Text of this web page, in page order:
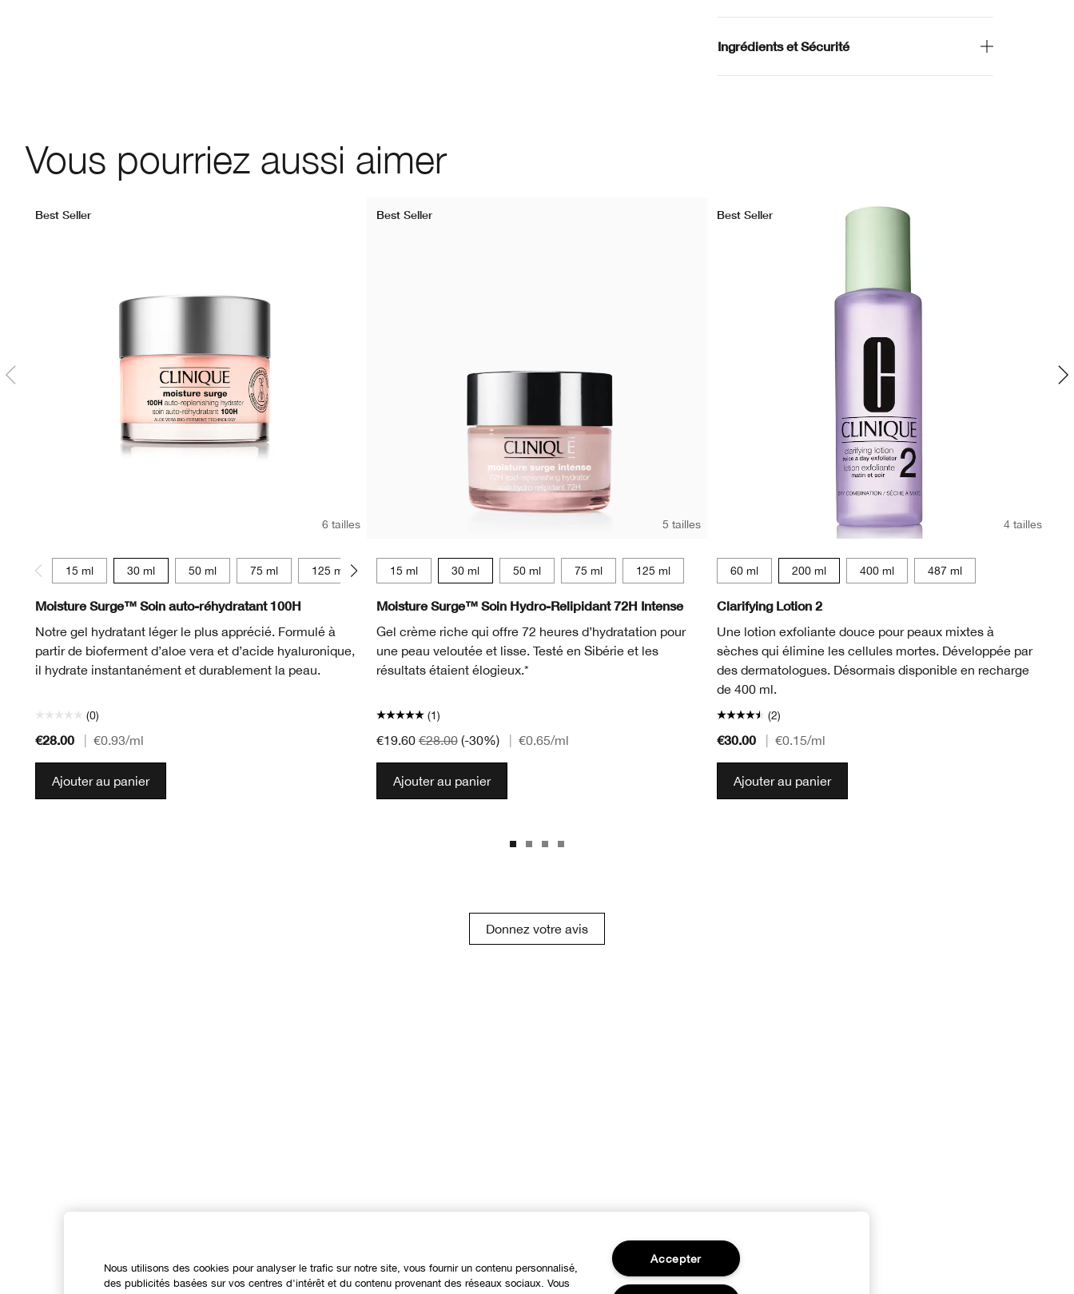
Ingrédients et Sécurité
Vous pourriez aussi aimer
Best Seller
6 tailles
15 ml 30 ml 50 ml 75 ml 125 ml 15 ml
Moisture Surge™ Soin auto-réhydratant 100H
Notre gel hydratant léger le plus apprécié. Formulé à
partir de bioferment d’aloe vera et d’acide hyaluronique,
il hydrate instantanément et durablement la peau.
(0)
€28.00 €0.93/ml
Ajouter au panier
Best Seller
5 tailles
15 ml 30 ml 50 ml 75 ml 125 ml
Moisture Surge™ Soin Hydro-Relipidant 72H Intense
Gel crème riche qui offre 72 heures d’hydratation pour
une peau veloutée et lisse. Testé en Sibérie et les
résultats étaient élogieux.*
(1)
€19.60€28.00 (-30%) €0.65/ml
Ajouter au panier
Best Seller
4 tailles
60 ml 200 ml 400 ml 487 ml
Clarifying Lotion 2
Une lotion exfoliante douce pour peaux mixtes à
sèches qui élimine les cellules mortes. Développée par
des dermatologues. Désormais disponible en recharge
de 400 ml.
(2)
€30.00 €0.15/ml
Ajouter au panier
Donnez votre avis
Nous utilisons des cookies pour analyser le trafic sur notre site, vous fournir un contenu personnalisé,
des publicités basées sur vos centres d'intérêt et du contenu provenant des réseaux sociaux. Vous
Accepter